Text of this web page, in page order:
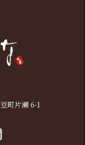
町片瀬 6-1